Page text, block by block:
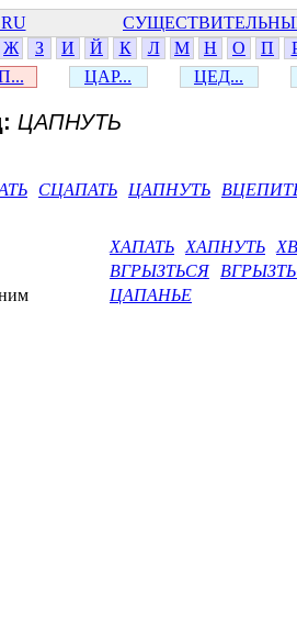
Ж З И Й К Л М Н О П
ЦАР... ЦЕД...
ЦАПНУТЬ
СЦАПАТЬ ЦАПНУТЬ
ХАПАТЬ ХАПНУТЬ
ВГРЫЗТЬСЯ
ЦАПАНЬЕ